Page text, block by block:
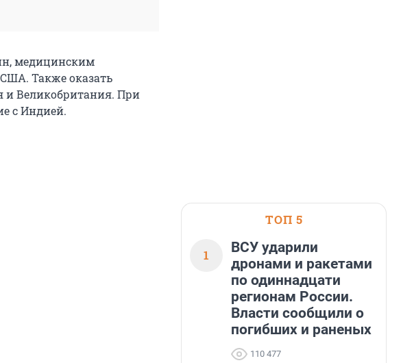
медицинским
Также оказать
Великобритания. При
с Индией.
ТОП 5
1
ВСУ ударили
дронами и ракетами
по одиннадцати
регионам России.
Власти сообщили о
погибших и раненых
110 477